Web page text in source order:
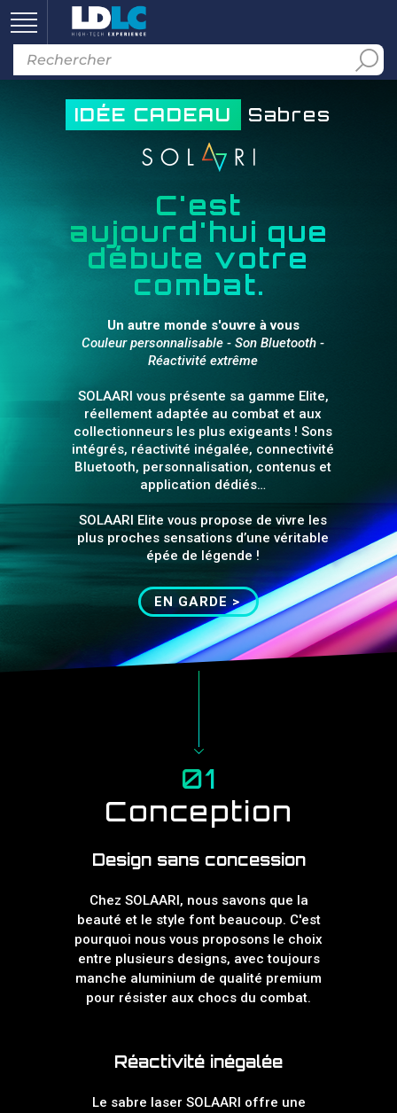
IDÉE CADEAU Sabres
C'est
aujourd'hui que
débute votre
combat.
Un autre monde s'ouvre à vous
Couleur personnalisable - Son Bluetooth -
Réactivité extrême
SOLAARI vous présente sa gamme Elite,
réellement adaptée au combat et aux
collectionneurs les plus exigeants ! Sons
intégrés, réactivité inégalée, connectivité
Bluetooth, personnalisation, contenus et
application dédiés…
SOLAARI Elite vous propose de vivre les
plus proches sensations d’une véritable
épée de légende !
EN GARDE >
01
Conception
Design sans concession
Chez SOLAARI, nous savons que la
beauté et le style font beaucoup. C'est
pourquoi nous vous proposons le choix
entre plusieurs designs, avec toujours
manche aluminium de qualité premium
pour résister aux chocs du combat.
Réactivité inégalée
Le sabre laser SOLAARI offre une